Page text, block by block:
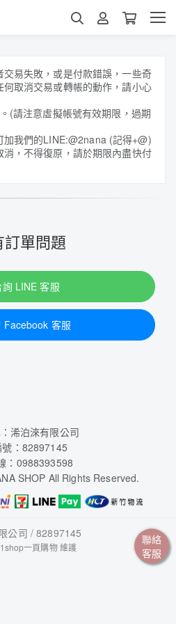
易失敗，或是付款錯誤，一些奇
取消交易或轉帳的動作，請小心
(請注意虛擬帳號有效期限，過期
我們的LINE:@2nana (記得+@)
，不得復原，請於期限內盡快付
訂單問題
詢 LINE 客服
Facebook 客服
浠泊淶有限公司
：82897145
：0988393598
SHOP All Rights Reserved.
公司 / 82897145
1shop一頁購物維護
聯絡
客服